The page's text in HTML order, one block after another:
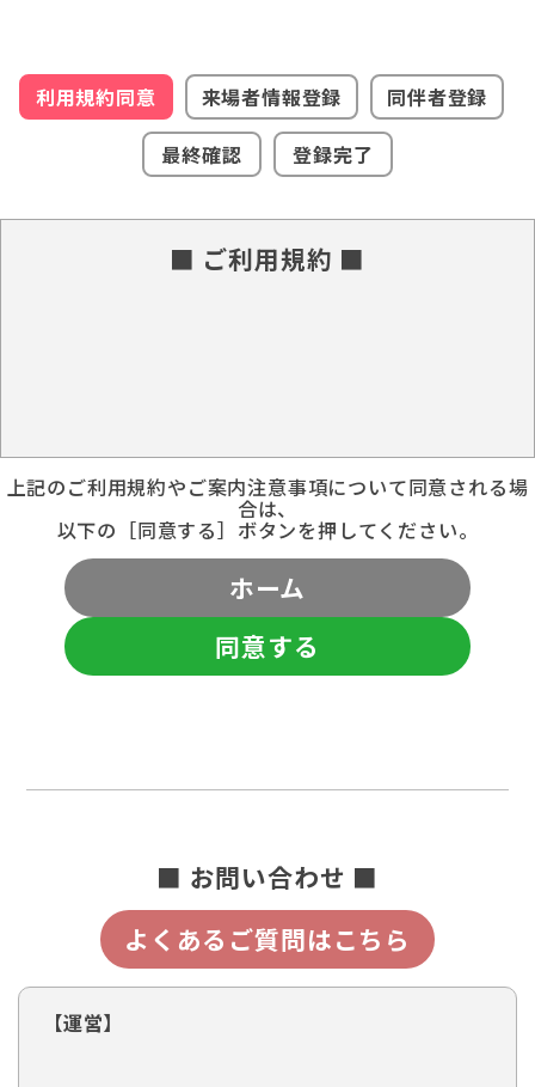
利用規約同意 来場者情報登録
同伴者登録
最終確認
登録完了
■ ご利用規約 ■
上記のご利用規約やご案内注意事項について同意される場
合は、
以下の［同意する］ボタンを押してください。
ホーム
同意する
■ お問い合わせ ■
よくあるご質問はこちら
【運営】